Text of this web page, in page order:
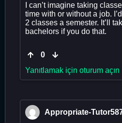
I can’t imagine taking
time with or without a job.
2 classes a semester. It’ll
bachelors if you do that.
0
Yanıtlamak için oturum açın
Appropriate-